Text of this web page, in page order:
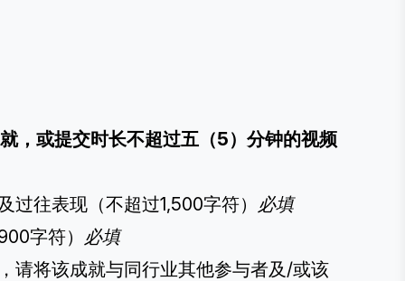
，或提交时长不超过五（5）分钟的视频
往表现（不超过1,500字符） 必填
字符） 必填
请将该成就与同行业其他参与者及/或该